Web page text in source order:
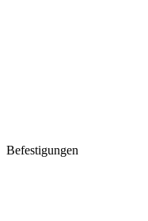
Befestigungen